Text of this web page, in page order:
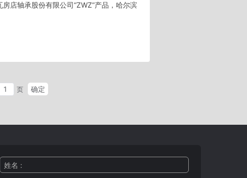
店轴承股份有限公司“ZWZ”产品，哈尔滨
页 确定
姓名 :